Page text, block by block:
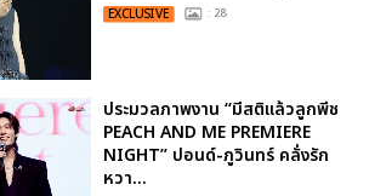
EXCLUSIVE : 28
ประมวลภาพงาน “มีสติแล้วลูกพีช
PEACH AND ME PREMIERE
NIGHT” ปอนด์-ภูวินทร์ คลั่งรัก
หวา...